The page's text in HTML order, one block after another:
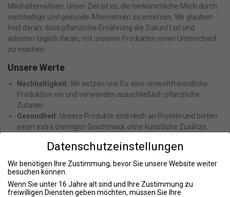
Milchalternativen. Unser Ziel ist es, die herkömmliche Milch durch
nachhaltige und gesunde Alternativen zu ersetzen. Wir glauben
fest daran, dass pflanzliche Ernährung die Zukunft ist und
arbeiten täglich daran, mit unseren Produkten einen Unterschied
zu machen.
Unsere Werte
Nachhaltigkeit: Wir setzen uns für eine umweltfreundliche
Produktion ein und verwenden ausschließlich pflanzliche
Zutaten.
Gesundheit: Unsere Produkte sind reich an Protein und bieten
einen extra cremigen Geschmack ohne künstliche Zusätze.
die den traditionellen Milchmarkt revolutionieren.
Transparenz:
Wir stehen für Ehrlichkeit und Klarheit in all
unseren Geschäftsprozessen und Produktinformationen.
Was wir bieten
Datenschutzeinstellungen
Wir benötigen Ihre Zustimmung, bevor Sie unsere Website weiter
besuchen können.
Wenn Sie unter 16 Jahre alt sind und Ihre Zustimmung zu
freiwilligen Diensten geben möchten, müssen Sie Ihre